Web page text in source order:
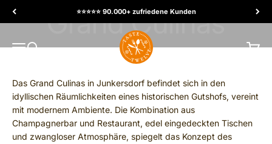
⭐️⭐️⭐️⭐️⭐️ 90.000+ zufriedene Kunden
MENU
Search
TasteTwelve
Cart
Das Grand Culinas in Junkersdorf befindet sich in den
idyllischen Räumlichkeiten eines historischen Gutshofs, vereint
mit modernem Ambiente. Die Kombination aus
Champagnerbar und Restaurant, edel eingedeckten Tischen
und zwangloser Atmosphäre, spiegelt das Konzept des